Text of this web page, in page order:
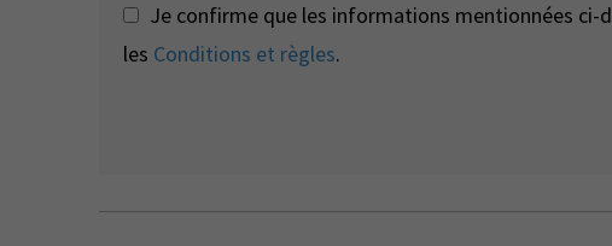
Je confirme que les informations mentionnées ci-
les Conditions et règles.